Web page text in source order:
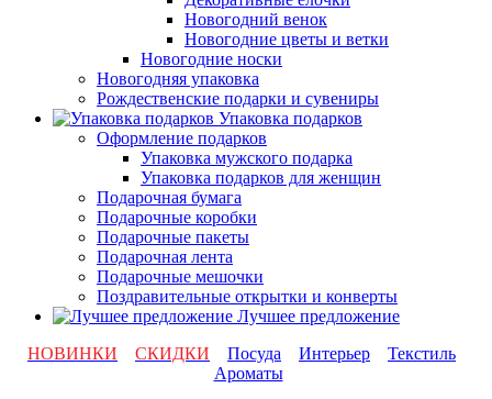
Новогодний венок
Новогодние цветы и ветки
Новогодние носки
Новогодняя упаковка
Рождественские подарки и сувениры
Упаковка подарков
Оформление подарков
Упаковка мужского подарка
Упаковка подарков для женщин
Подарочная бумага
Подарочные коробки
Подарочные пакеты
Подарочная лента
Подарочные мешочки
Поздравительные открытки и конверты
Лучшее предложение
НОВИНКИ
СКИДКИ Посуда Интерьер
Текстиль
Ароматы